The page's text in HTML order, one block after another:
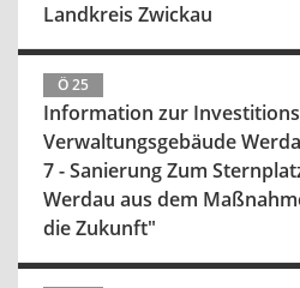
Landkreis Zwickau
Ö 25
Information zur
Verwaltungsgebäude
7 - Sanierung Zum
Werdau aus dem
die Zukunft"